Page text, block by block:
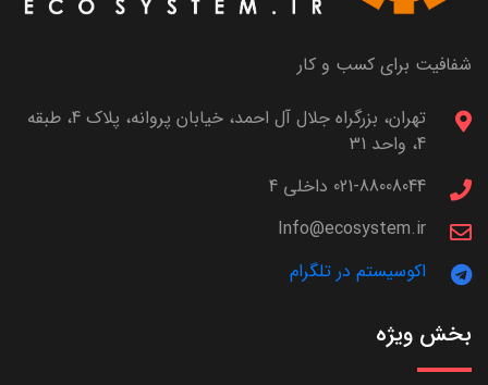
شفافیت برای کسب و کار
تهران، بزرگراه جلال آل احمد، خیابان پروانه، پلاک 4، طبقه
4، واحد 31
021-88008044 داخلی 4
Info@ecosystem.ir
اکوسیستم در تلگرام
بخش ویژه